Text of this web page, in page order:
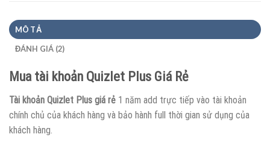
MÔ TẢ
ĐÁNH GIÁ (2)
Mua tài khoản Quizlet Plus Giá Rẻ
Tài khoản Quizlet Plus giá rẻ 1 năm add trực tiếp vào tài khoản
chính chủ của khách hàng và bảo hành full thời gian sử dụng của
khách hàng.